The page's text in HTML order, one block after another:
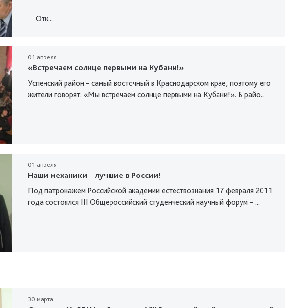
Отк...
01 апреля
«Встречаем солнце первыми на Кубани!»
Успенский район – самый восточный в Краснодарском крае, поэтому его
жители говорят: «Мы встречаем солнце первыми на Кубани!». В райо...
01 апреля
Наши механики – лучшие в России!
Под патронажем Российской академии естествознания 17 февраля 2011
года состоялся ΙΙΙ Общероссийский студенческий научный форум – ...
30 марта